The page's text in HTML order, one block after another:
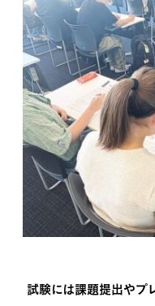
試験には課題提出やプ